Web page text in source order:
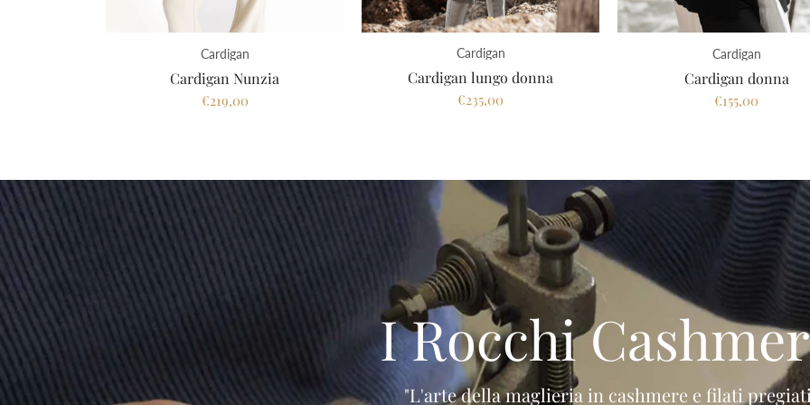
Cardigan
Cardigan Nunzia
€219,00
Cardigan
Cardigan lungo donna
€235,00
Cardigan
Cardigan donna
€155,00
I Rocchi
"L'arte della maglieria in cashmere e filati